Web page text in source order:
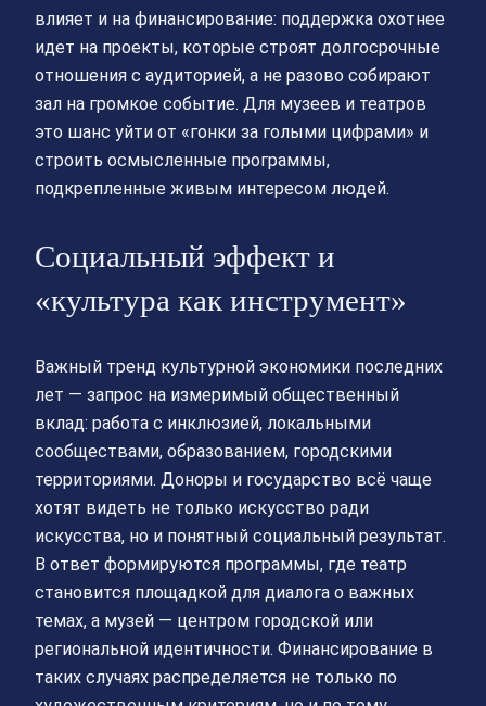
влияет и на финансирование: поддержка охотнее
идет на проекты, которые строят долгосрочные
отношения с аудиторией, а не разово собирают
зал на громкое событие. Для музеев и театров
это шанс уйти от «гонки за голыми цифрами» и
строить осмысленные программы,
подкрепленные живым интересом людей.
Социальный эффект и
«культура как инструмент»
Важный тренд культурной экономики последних
лет — запрос на измеримый общественный
вклад: работа с инклюзией, локальными
сообществами, образованием, городскими
территориями. Доноры и государство всё чаще
хотят видеть не только искусство ради
искусства, но и понятный социальный результат.
В ответ формируются программы, где театр
становится площадкой для диалога о важных
темах, а музей — центром городской или
региональной идентичности. Финансирование в
таких случаях распределяется не только по